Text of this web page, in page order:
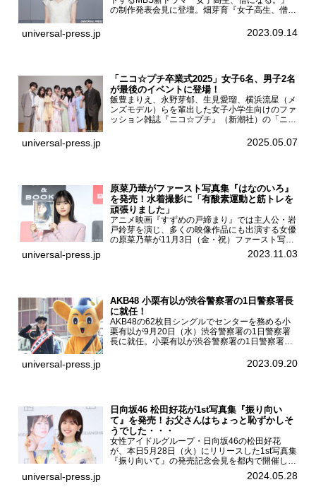
の制作発表会見に登壇。畑芽育『女子高生、僧に
ーについて「下白石麦は頭にビックリマークと、
universal-press.jp 2023.09.14
「ニコ☆プチ卒業式2025」女子6名、男子2名
が最後のイベントに登場！
飯豊まりえ、永野芽郁、生見愛瑠、横浜流星（メ
ンズモデル）らを輩出した女子小学生向けのファ
ッション雑誌『ニコ☆プチ』（新潮社）の「ニコ
モード学園コクーンタワーで開催され、卒業モデ
universal-press.jp 2025.05.07
原菜乃華がファースト写真集『はなのいろ』
を発売！水着撮影に「有酸素運動と筋トレを
頑張りました」
アニメ映画『すずめの戸締まり』では主人公・岩
戸鈴芽を演じ、多くの映像作品にも出演する女優
の原菜乃華が11月3日（金・祝）ファースト写真
集『はなのいろ』発売記念イベントを
HMV&BOOKS SHIBUYAで開催した。原菜乃華フ
universal-press.jp 2023.11.03
AKB48 小栗有以が渋谷警察署の1日警察署長
に就任！
AKB48の62枚目シングルでセンターを務める小
栗有以が9月20日（水）渋谷警察署の1日警察署
長に就任。小栗有以が渋谷警察署の1日警察署長
での10日間実施される令和5年 秋の全国交通安全
universal-press.jp 2023.09.20
日向坂46 松田好花が1st写真集『振り向い
て』を発売！お父さんはちょっと恥ずかしそ
うでした・・・
女性アイドルグループ・日向坂46の松田好花
が、本日5月28日（火）にリリースした1st写真集
『振り向いて』の発売記念会見を都内で開催し
た。日向坂46 松田好花1st写真集『振り向いて』
発売記念会見写真集では日向坂46の松田好花を
universal-press.jp 2024.05.28